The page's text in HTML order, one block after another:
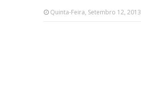
Quinta-Feira, Setembro 12, 2013